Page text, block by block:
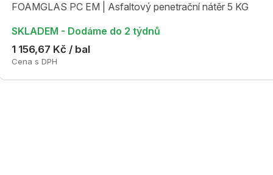
FOAMGLAS PC EM | Asfaltový penetrační nátěr 5 KG
SKLADEM - Dodáme do 2 týdnů
1 156,67 Kč / bal
Cena s DPH